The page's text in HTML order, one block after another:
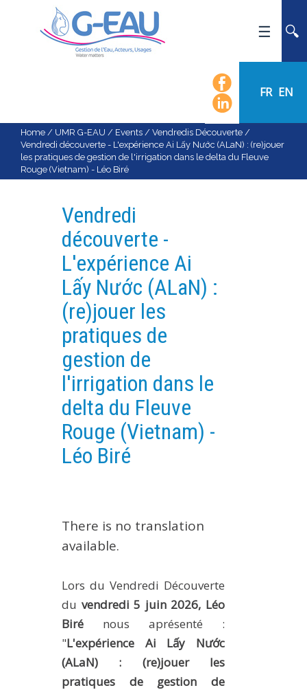
FR EN
NEWS
EVENTS
CALENDAR OF EVENTS
SCIENTIFIC FIELDS
RECRUITMENT
RESEARCH
EXPERIMENTAL PLATFORMS
GEOGRAPHIC LOCATIONS
CURRENT PROJECTS
COMPLETED PROJECTS
UMR NETWORKS
REGULAR SEMINARS
TRAINING COURSES
EDUCATION AND TRAINING
DOCTORAL TRAINING
PRODUCTION
METHODS AND TOOLS
PUBLICATIONS SUR HAL
Home / UMR G-EAU / Events / Vendredis Découverte /
Vendredi découverte - L'expérience Ai Lấy Nước (ALaN) : (re)jouer
les pratiques de gestion de l'irrigation dans le delta du Fleuve
Rouge (Vietnam) - Léo Biré
Vendredi
découverte -
L'expérience Ai
Lấy Nước (ALaN) :
(re)jouer les
pratiques de
gestion de
l'irrigation dans le
delta du Fleuve
Rouge (Vietnam) -
Léo Biré
There is no translation
available.
Lors du Vendredi Découverte
du vendredi 5 juin 2026, Léo
Biré nous aprésenté :
"L'expérience Ai Lấy Nước
(ALaN) : (re)jouer les
pratiques de gestion de